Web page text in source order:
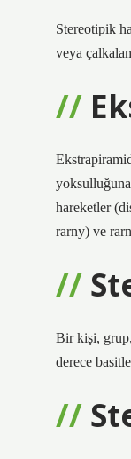
Stereotipik
veya
hareketler
rarny) ve
Bir kişi,
derece